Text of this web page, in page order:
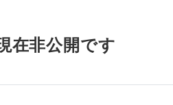
在非公開です